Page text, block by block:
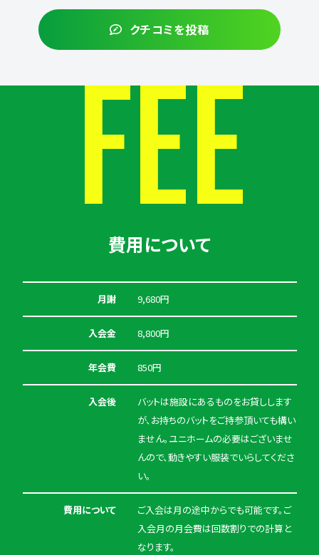
クチコミを投稿
FEE
費用について
月謝 9,680円
入会金 8,800円
年会費 850円
入会後
バットは施設にあるものをお貸しします
が、お持ちのバットをご持参頂いても構い
ません。ユニホームの必要はございませ
んので、動きやすい服装でいらしてくださ
い。
費用について
ご入会は月の途中からでも可能です。ご
入会月の月会費は回数割りでの計算と
なります。